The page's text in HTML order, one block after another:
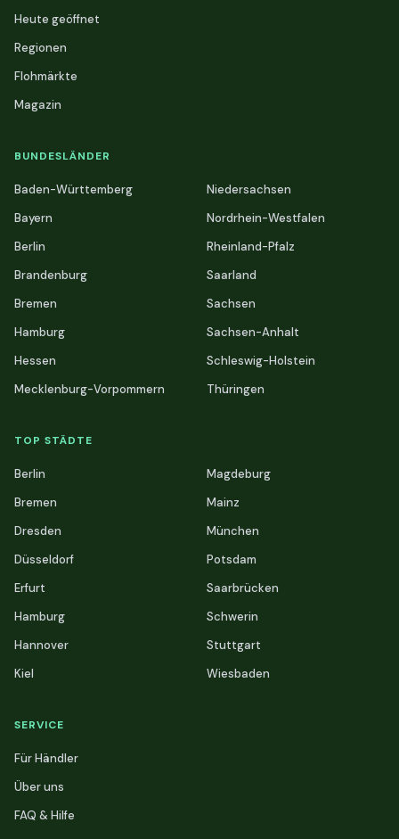
Heute geöffnet
Regionen
Flohmärkte
Magazin
BUNDESLÄNDER
Baden-Württemberg
Bayern
Berlin
Brandenburg
Bremen
Hamburg
Hessen
Mecklenburg-Vorpommern
Niedersachsen
Nordrhein-Westfalen
Rheinland-Pfalz
Saarland
Sachsen
Sachsen-Anhalt
Schleswig-Holstein
Thüringen
TOP STÄDTE
Berlin
Bremen
Dresden
Düsseldorf
Erfurt
Hamburg
Hannover
Kiel
Magdeburg
Mainz
München
Potsdam
Saarbrücken
Schwerin
Stuttgart
Wiesbaden
SERVICE
Für Händler
Über uns
FAQ & Hilfe